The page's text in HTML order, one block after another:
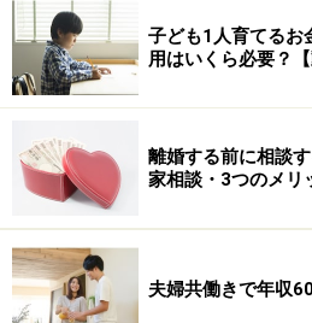
子ども1人育てるお
用はいくら必要？
離婚する前に相談
家相談・3つのメリ
夫婦共働きで年収